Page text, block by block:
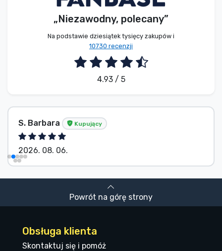
„Niezawodny, polecany”
Na podstawie dziesiątek tysięcy zakupów i
10730 recenzji
4.93 / 5
S. Barbara Kupujący
2026. 08. 06.
Powrót na górę strony
Obsługa klienta
Skontaktuj się i pomóż